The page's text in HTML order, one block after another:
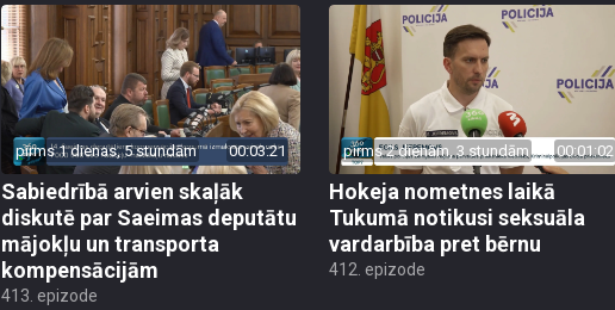
pirms 1 dienas, 5 stundām 00:03:21
Sabiedrībā arvien skaļāk
diskutē par Saeimas deputātu
mājokļu un transporta
kompensācijām
413. epizode
pirms 2 dienām, 3 stundām 00:01:02
Hokeja nometnes laikā
Tukumā notikusi seksuāla
vardarbība pret bērnu
412. epizode